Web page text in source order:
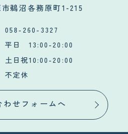
鵜沼各務原町1-215
058-260-3327
平日 13:00-20:00
土日祝10:00-20:00
不定休
わせフォームへ